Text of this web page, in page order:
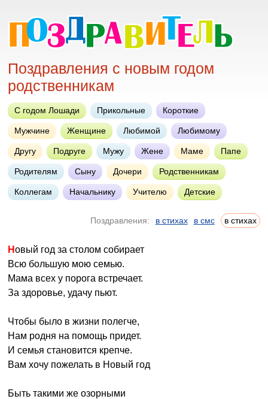
Поздравления с новым годом
родственникам
С годом Лошади Прикольные Короткие
Мужчине Женщине Любимой Любимому
Другу Подруге Мужу Жене Маме Папе
Родителям Сыну Дочери Родственникам
Коллегам Начальнику Учителю Детские
Поздравления: в стихах в смс в стихах
Новый год за столом собирает
Всю большую мою семью.
Мама всех у порога встречает.
За здоровье, удачу пьют.
Чтобы было в жизни полегче,
Нам родня на помощь придет.
И семья становится крепче.
Вам хочу пожелать в Новый год
Быть такими же озорными